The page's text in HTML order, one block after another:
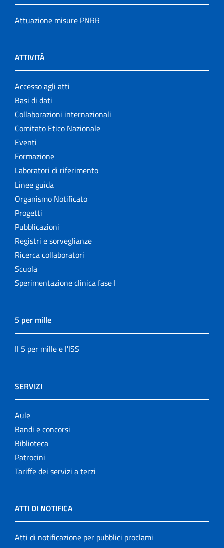
Attuazione misure PNRR
ATTIVITÀ
Accesso agli atti
Basi di dati
Collaborazioni internazionali
Comitato Etico Nazionale
Eventi
Formazione
Laboratori di riferimento
Linee guida
Organismo Notificato
Progetti
Pubblicazioni
Registri e sorveglianze
Ricerca collaboratori
Scuola
Sperimentazione clinica fase I
5 per mille
Il 5 per mille e l'ISS
SERVIZI
Aule
Bandi e concorsi
Biblioteca
Patrocini
Tariffe dei servizi a terzi
ATTI DI NOTIFICA
Atti di notificazione per pubblici proclami